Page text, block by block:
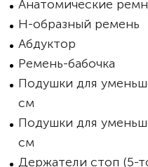
Анатомические
Н-образный ремень
Абдуктор
Ремень-бабочка
Подушки для
см
Подушки для
см
Держатели стоп (5-